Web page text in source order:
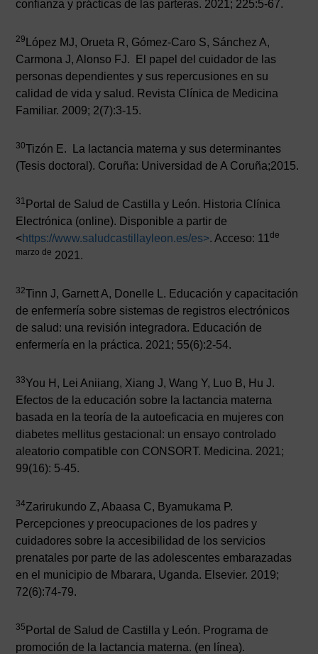
confianza y prácticas de las parteras. 2021; 225:5-67.
29
López MJ, Orueta R, Gómez-Caro S, Sánchez A,
Carmona J, Alonso FJ. El papel del cuidador de las
personas dependientes y sus repercusiones en su
calidad de vida y salud. Revista Clínica de Medicina
Familiar. 2009; 2(7):3-15.
30Tizón E. La lactancia materna y sus determinantes
(Tesis doctoral). Coruña: Universidad de A Coruña;2015.
31 Portal de Salud de Castilla y León. Historia Clínica
Electrónica (online). Disponible a partir de
<https://www.saludcastillayleon.es/es>. Acceso: 11de
marzo de 2021.
32Tinn J, Garnett A, Donelle L. Educación y capacitación
de enfermería sobre sistemas de registros electrónicos
de salud: una revisión integradora. Educación de
enfermería en la práctica. 2021; 55(6):2-54.
33You H, Lei Aniiang, Xiang J, Wang Y, Luo B, Hu J.
Efectos de la educación sobre la lactancia materna
basada en la teoría de la autoeficacia en mujeres con
diabetes mellitus gestacional: un ensayo controlado
aleatorio compatible con CONSORT. Medicina. 2021;
99(16): 5-45.
34Zarirukundo Z, Abaasa C, Byamukama P.
Percepciones y preocupaciones de los padres y
cuidadores sobre la accesibilidad de los servicios
prenatales por parte de las adolescentes embarazadas
en el municipio de Mbarara, Uganda. Elsevier. 2019;
72(6):74-79.
35 Portal de Salud de Castilla y León. Programa de
promoción de la lactancia materna. (en línea).